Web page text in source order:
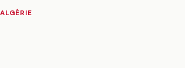
ALGÉRIE